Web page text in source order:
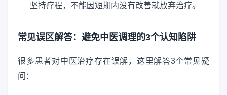
坚持疗程，不能因短期内没有改善就放弃治疗。
常见误区解答：避免中医调理的3个认知陷阱
很多患者对中医治疗存在误解，这里解答3个常见疑
问：